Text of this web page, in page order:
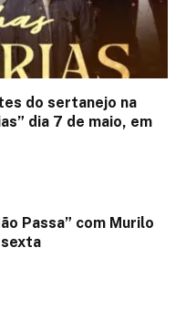
do sertanejo na
dia 7 de maio, em
Passa” com Murilo